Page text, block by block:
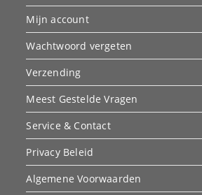
Mijn account
Wachtwoord vergeten
Verzending
Meest Gestelde Vragen
Service & Contact
Privacy Beleid
Algemene Voorwaarden